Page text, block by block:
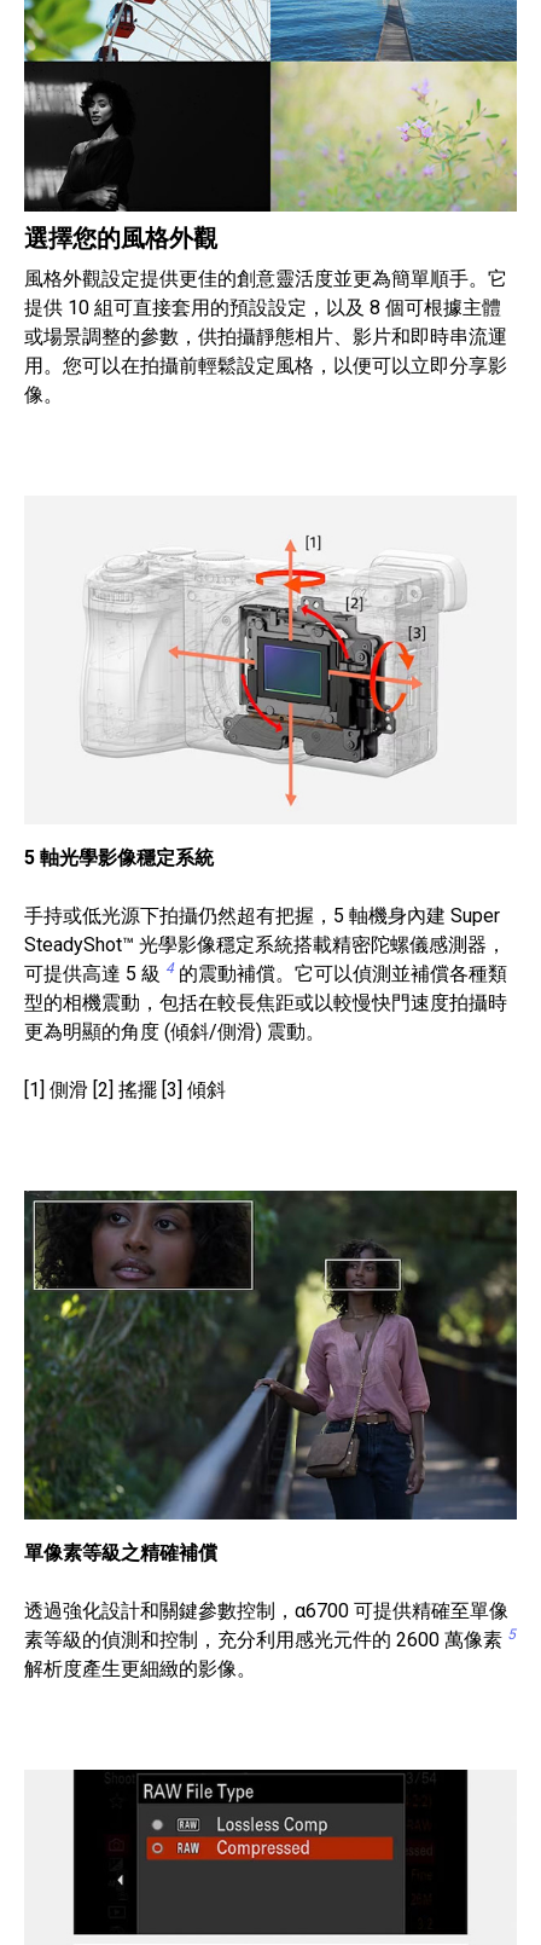
選擇您的風格外觀
風格外觀設定提供更佳的創意靈活度並更為簡單順手。它
提供 10 組可直接套用的預設設定，以及 8 個可根據主體
或場景調整的參數，供拍攝靜態相片、影片和即時串流運
用。您可以在拍攝前輕鬆設定風格，以便可以立即分享影
像。
5 軸光學影像穩定系統
手持或低光源下拍攝仍然超有把握，5 軸機身內建 Super
SteadyShot™ 光學影像穩定系統搭載精密陀螺儀感測器，
可提供高達 5 級 4 的震動補償。它可以偵測並補償各種類
型的相機震動，包括在較長焦距或以較慢快門速度拍攝時
更為明顯的角度 (傾斜/側滑) 震動。
[1] 側滑 [2] 搖擺 [3] 傾斜
單像素等級之精確補償
透過強化設計和關鍵參數控制，α6700 可提供精確至單像
素等級的偵測和控制，充分利用感光元件的 2600 萬像素 5
解析度產生更細緻的影像。